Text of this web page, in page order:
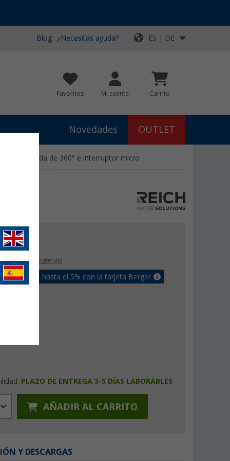
Blog ¿Necesitas ayuda? ES | DE
Favoritos Mi cuenta Carrito
Novedades OUTLET
de salida de 360° e interruptor micro
€
incluido envío gratuito
un bonus de hasta el 5% con la tarjeta Berger
PLAZO DE ENTREGA 3-5 DÍAS LABORABLES
AÑADIR AL CARRITO
Y DESCARGAS